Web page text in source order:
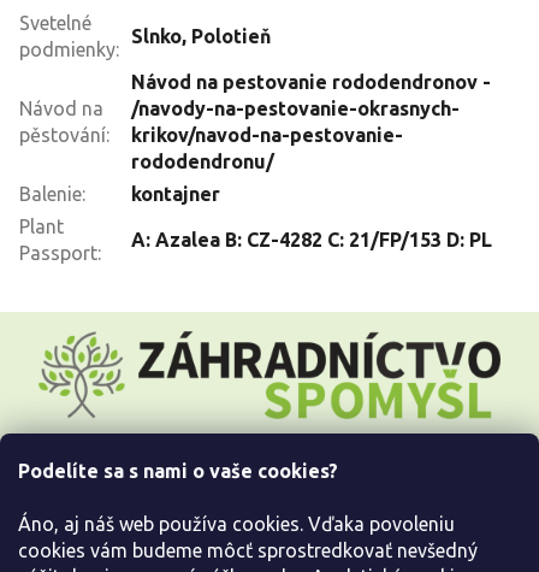
Podelíte sa s nami o vaše cookies?
Áno, aj náš web používa cookies. Vďaka povoleniu
cookies vám budeme môcť sprostredkovať nevšedný
Svetelné
podmienky:
Slnko, Polotieň
Návod na
pěstování:
Návod na pestovanie rododendronov -
/navody-na-pestovanie-okrasnych-
krikov/navod-na-pestovanie-
rododendronu/
Balenie:
kontajner
Plant
Passport:
A: Azalea B: CZ-4282 C: 21/FP/153 D: PL
t
Informácie pre Vás